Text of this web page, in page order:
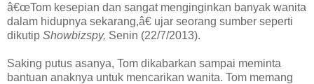
â€œTom kesepian dan sangat menginginkan banyak wanita
dalam hidupnya sekarang,â€ ujar seorang sumber seperti
dikutip Showbizspy, Senin (22/7/2013).
Saking putus asanya, Tom dikabarkan sampai meminta
bantuan anaknya untuk mencarikan wanita. Tom memang